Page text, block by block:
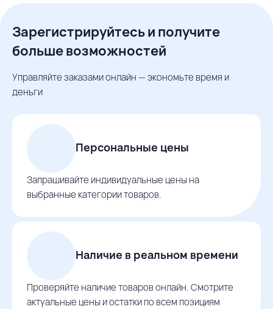
Зарегистрируйтесь и получите
больше возможностей
Управляйте заказами онлайн — экономьте время и
деньги
Персональные цены
Запрашивайте индивидуальные цены на
выбранные категории товаров.
Наличие в реальном времени
Проверяйте наличие товаров онлайн. Смотрите
актуальные цены и остатки по всем позициям